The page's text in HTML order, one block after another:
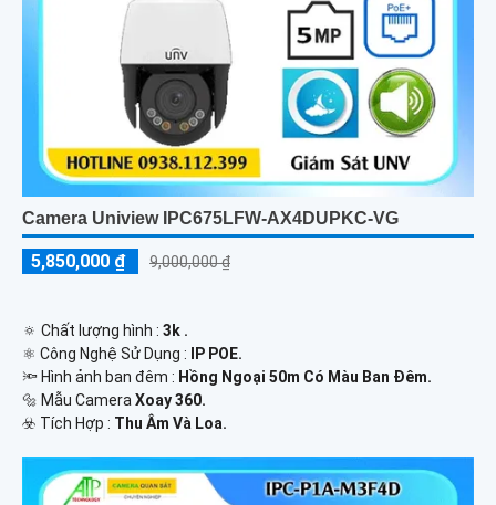
Camera Uniview IPC675LFW-AX4DUPKC-VG
5,850,000 ₫ 9,000,000 ₫
🔅 Chất lượng hình : 3k .
⚛️ Công Nghệ Sử Dụng :
IP POE.
🔦 Hình ảnh ban đêm : Hồng Ngoại 50m Có Màu Ban Ðêm.
🔩 Mẫu CameraXoay 360.
️☣️ Tích Hợp : Thu Âm Và Loa.